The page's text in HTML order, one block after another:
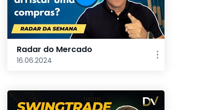
Radar do Mercado
16.06.2024